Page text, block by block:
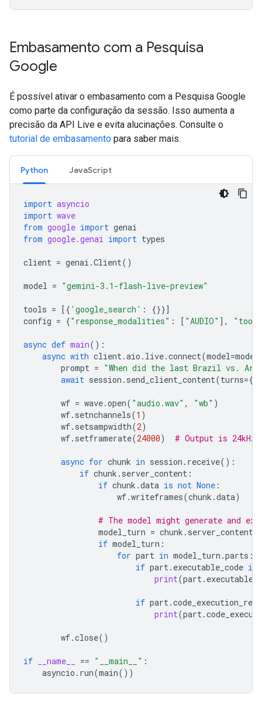
Embasamento com a Pesquisa
Google
É possível ativar o embasamento com a Pesquisa Google
como parte da configuração da sessão. Isso aumenta a
precisão da API Live e evita alucinações. Consulte o
tutorial de embasamento para saber mais.
Python JavaScript
import asyncio
import wave
from google import genai
from google.genai import types
client = genai .Client()
model = "gemini-3.1-flash-live-preview"
tools = [{ 'google_search' :
{}}]
config = {"response_modalities" : [ "AUDIO" ],
async def main():
async with client.aio . live.connect(model=model
prompt = "When did the last Brazil vs.
await session . send_client_content(turns={
wf = wave.open( "audio.wav" , "wb" )
wf. setnchannels(1 )
wf. setsampwidth(2)
wf. setframerate(24000) # Output is 24kHz
async for chunk in session . receive():
if chunk . server_content :
if chunk .data is not None :
wf.writeframes(chunk .data)
# The model might generate and
model_turn = chunk . server_content
if model_turn :
for part in model_turn .parts :
if part. executable_code is
print(part.
if part.
print(part.
wf.close()
if __name__ == "__main__" :
asyncio . run(main())